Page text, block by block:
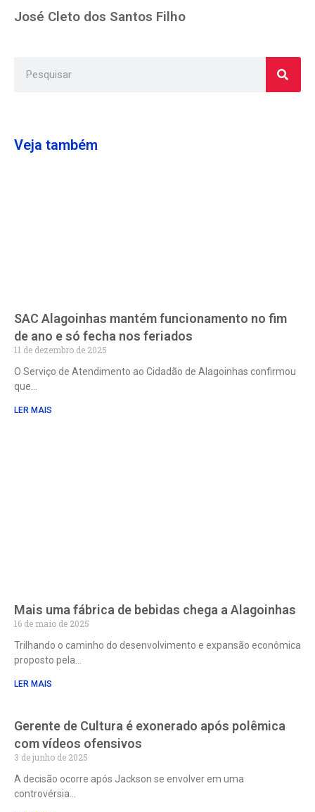
José Cleto dos Santos Filho
Veja também
SAC Alagoinhas mantém funcionamento no fim
de ano e só fecha nos feriados
11 de dezembro de 2025
O Serviço de Atendimento ao Cidadão de Alagoinhas confirmou
que
LER MAIS
Mais uma fábrica de bebidas chega a Alagoinhas
16 de maio de 2025
Trilhando o caminho do desenvolvimento e expansão econômica
proposto pela
LER MAIS
Gerente de Cultura é exonerado após polêmica
com vídeos ofensivos
3 de junho de 2025
A decisão ocorre após Jackson se envolver em uma
controvérsia